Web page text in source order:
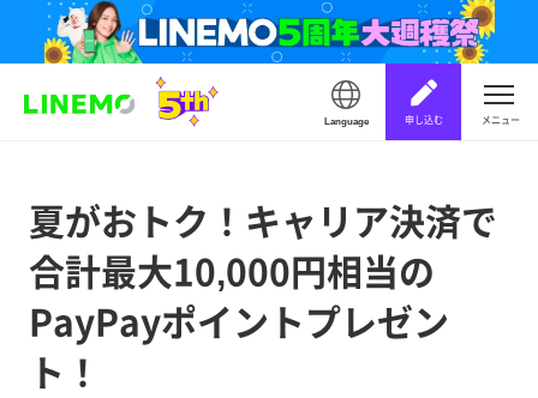
Language 申し込む メニュー
夏がおトク！キャリア決済で
合計最大10,000円相当の
PayPayポイントプレゼン
ト！